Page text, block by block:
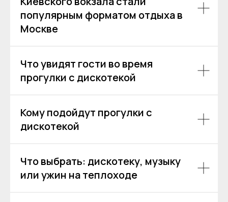
популярным форматом отдыха в
Москве
Что увидят гости во время
прогулки с дискотекой
Кому подойдут прогулки с
дискотекой
Что выбрать: дискотеку, музыку
или ужин на теплоходе
Речные прогулки
Аренда яхт
VIP КРУИЗЫ
О компании
История компании